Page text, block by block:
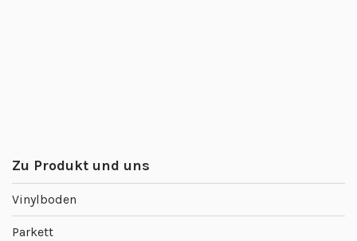
Zu Produkt und uns
Vinylboden
Parkett